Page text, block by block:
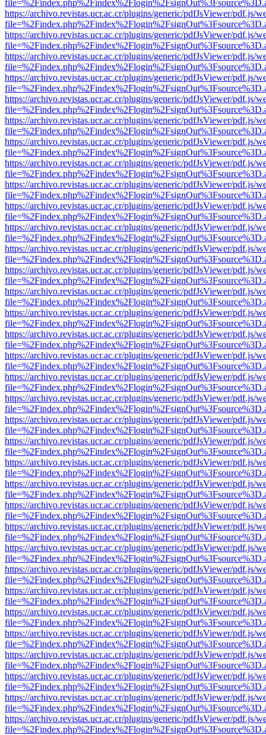
https://archivo.revistas.ucr.ac.cr/plugins/generic/pdfJsViewer/pdf.js/
https://archivo.revistas.ucr.ac.cr/plugins/generic/pdfJsViewer/pdf.js/
https://archivo.revistas.ucr.ac.cr/plugins/generic/pdfJsViewer/pdf.js/
https://archivo.revistas.ucr.ac.cr/plugins/generic/pdfJsViewer/pdf.js/
https://archivo.revistas.ucr.ac.cr/plugins/generic/pdfJsViewer/pdf.js/
https://archivo.revistas.ucr.ac.cr/plugins/generic/pdfJsViewer/pdf.js/
https://archivo.revistas.ucr.ac.cr/plugins/generic/pdfJsViewer/pdf.js/
https://archivo.revistas.ucr.ac.cr/plugins/generic/pdfJsViewer/pdf.js/
https://archivo.revistas.ucr.ac.cr/plugins/generic/pdfJsViewer/pdf.js/
https://archivo.revistas.ucr.ac.cr/plugins/generic/pdfJsViewer/pdf.js/
https://archivo.revistas.ucr.ac.cr/plugins/generic/pdfJsViewer/pdf.js/
https://archivo.revistas.ucr.ac.cr/plugins/generic/pdfJsViewer/pdf.js/
https://archivo.revistas.ucr.ac.cr/plugins/generic/pdfJsViewer/pdf.js/
https://archivo.revistas.ucr.ac.cr/plugins/generic/pdfJsViewer/pdf.js/
https://archivo.revistas.ucr.ac.cr/plugins/generic/pdfJsViewer/pdf.js/
https://archivo.revistas.ucr.ac.cr/plugins/generic/pdfJsViewer/pdf.js/
https://archivo.revistas.ucr.ac.cr/plugins/generic/pdfJsViewer/pdf.js/
https://archivo.revistas.ucr.ac.cr/plugins/generic/pdfJsViewer/pdf.js/
https://archivo.revistas.ucr.ac.cr/plugins/generic/pdfJsViewer/pdf.js/
https://archivo.revistas.ucr.ac.cr/plugins/generic/pdfJsViewer/pdf.js/
https://archivo.revistas.ucr.ac.cr/plugins/generic/pdfJsViewer/pdf.js/
https://archivo.revistas.ucr.ac.cr/plugins/generic/pdfJsViewer/pdf.js/
https://archivo.revistas.ucr.ac.cr/plugins/generic/pdfJsViewer/pdf.js/
https://archivo.revistas.ucr.ac.cr/plugins/generic/pdfJsViewer/pdf.js/
https://archivo.revistas.ucr.ac.cr/plugins/generic/pdfJsViewer/pdf.js/
https://archivo.revistas.ucr.ac.cr/plugins/generic/pdfJsViewer/pdf.js/
https://archivo.revistas.ucr.ac.cr/plugins/generic/pdfJsViewer/pdf.js/
https://archivo.revistas.ucr.ac.cr/plugins/generic/pdfJsViewer/pdf.js/
https://archivo.revistas.ucr.ac.cr/plugins/generic/pdfJsViewer/pdf.js/
https://archivo.revistas.ucr.ac.cr/plugins/generic/pdfJsViewer/pdf.js/
https://archivo.revistas.ucr.ac.cr/plugins/generic/pdfJsViewer/pdf.js/
https://archivo.revistas.ucr.ac.cr/plugins/generic/pdfJsViewer/pdf.js/
https://archivo.revistas.ucr.ac.cr/plugins/generic/pdfJsViewer/pdf.js/
https://archivo.revistas.ucr.ac.cr/plugins/generic/pdfJsViewer/pdf.js/